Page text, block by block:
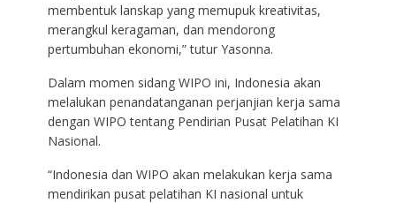
membentuk lanskap yang memupuk kreativitas,
merangkul keragaman, dan mendorong
pertumbuhan ekonomi,” tutur Yasonna.
Dalam momen sidang WIPO ini, Indonesia akan
melalukan penandatanganan perjanjian kerja sama
dengan WIPO tentang Pendirian Pusat Pelatihan KI
Nasional.
“Indonesia dan WIPO akan melakukan kerja sama
mendirikan pusat pelatihan KI nasional untuk